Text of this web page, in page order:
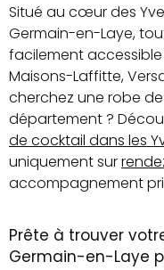
Situé au cœur des
Germain-en-Laye,
facilement accessible
Maisons-Laffitte,
cherchez une robe
département ?
de cocktail dans les
uniquement sur
accompagnement
Prête à trouver
Germain-en-Laye